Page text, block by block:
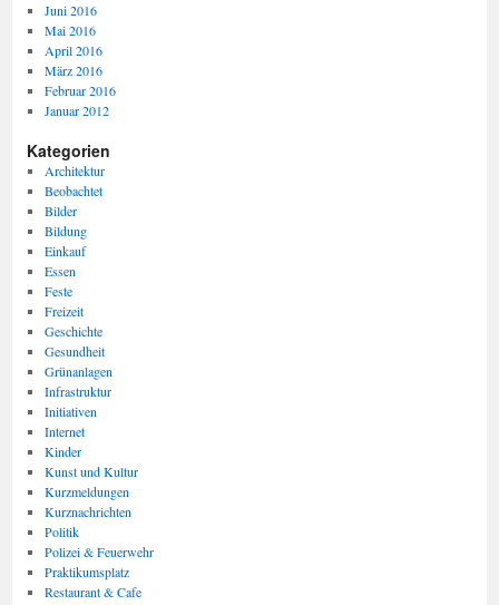
Juni 2016
Mai 2016
April 2016
März 2016
Februar 2016
Januar 2012
Kategorien
Architektur
Beobachtet
Bilder
Bildung
Einkauf
Essen
Feste
Freizeit
Geschichte
Gesundheit
Grünanlagen
Infrastruktur
Initiativen
Internet
Kinder
Kunst und Kultur
Kurzmeldungen
Kurznachrichten
Politik
Polizei & Feuerwehr
Praktikumsplatz
Restaurant & Cafe